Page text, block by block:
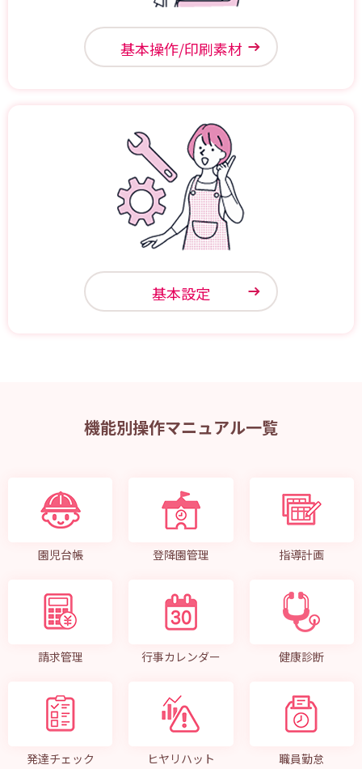
基本操作/印刷素材
基本設定
機能別操作マニュアル一覧
園児台帳 登降園管理 指導計画
請求管理 行事カレンダー 健康診断
発達チェック ヒヤリハット 職員勤怠